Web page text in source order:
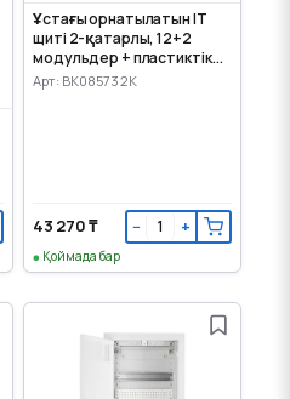
Ұстағы орнатылатын IT
щиті 2-қатарлы, 12+2
модульдер + пластиктік
монтаж панелі
Арт: BK085732K
43 270 ₸ − +
Қоймада бар